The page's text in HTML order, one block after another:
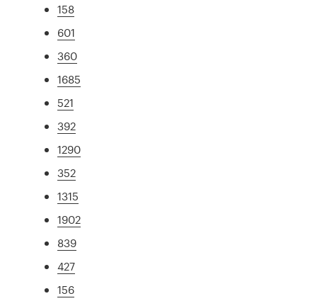
158
601
360
1685
521
392
1290
352
1315
1902
839
427
156